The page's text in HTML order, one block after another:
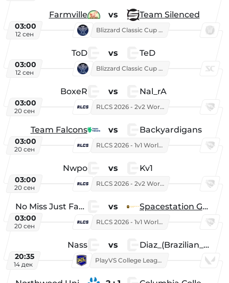
Farmville vs Team Silenced
03:00
12 сен
Blizzard Classic Cup 2026
ToD vs TeD
03:00
12 сен
Blizzard Classic Cup 2026
BoxeR vs Nal_rA
03:00
20 сен
RLCS 2026 - 2v2 World Championship
Team Falcons vs Backyardigans
03:00
20 сен
RLCS 2026 - 1v1 World Championship
Nwpo vs Kv1
03:00
20 сен
RLCS 2026 - 2v2 World Championship
No Miss Just Fake vs Spacestation Gaming
03:00
20 сен
RLCS 2026 - 1v1 World Championship
Nass vs Diaz_(Brazilian_Player)
20:35
14 дек
PlayVS College League 2025: Fall